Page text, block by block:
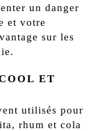
un danger
et votre
sur les
ET
utilisés pour
rhum et cola